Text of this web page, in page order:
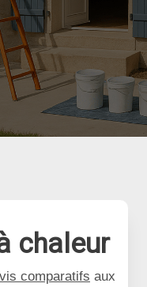
chaleur
comparatifs aux